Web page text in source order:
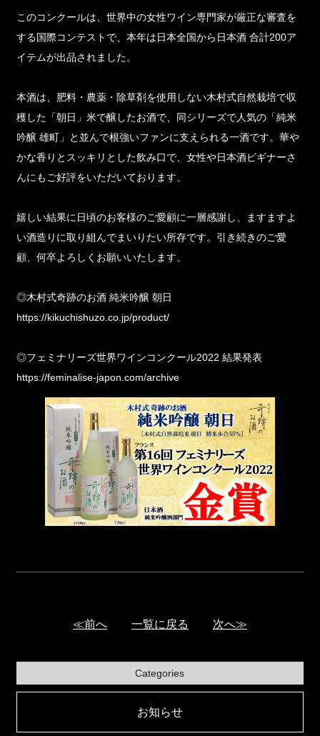
このコンクールは、世界中の女性ワイン専門家が厳正な審査を
する国際コンテストで、本年は日本全国から日本酒 合計200ア
イテムが出品されました。
本酒は、肥料・農薬・除草剤を使用しない木村式自然栽培で収
穫した「朝日」米で醸したお酒で、同シリーズで人気の「純米
吟醸 雄町」と並んで根強いファンに支えられる一酒です。華や
かな香りとスッキリとした飲み口で、女性や日本酒ビギナーさ
んにもご好評をいただいております。
嬉しい結果に日頃のお客様のご愛顧に一層感謝し、ますますよ
い酒造りに取り組んでまいりたい所存です。引き続きのご愛
顧、何卒よろしくお願いいたします。
◎木村式奇跡のお酒 純米吟醸 朝日
https://kikuchishuzo.co.jp/product/
◎フェミナリーズ世界ワインコンクール2022 結果発表
https://feminalise-japon.com/archive
≪前へ 一覧に戻る 次へ≫
Categories
お知らせ